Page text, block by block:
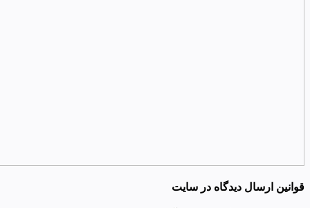
قوانین ارسال دیدگاه در سایت